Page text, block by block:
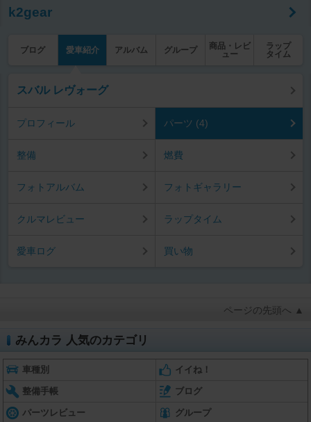
k2gear
ブログ 愛車紹介 アルバム グループ
商品・レビ
ュー
ラップ
タイム
スバル レヴォーグ
プロフィール パーツ (4)
整備 燃費
フォトアルバム フォトギャラリー
クルマレビュー ラップタイム
愛車ログ 買い物
ページの先頭へ ▲
みんカラ 人気のカテゴリ
車種別 イイね！
整備手帳 ブログ
パーツレビュー グループ